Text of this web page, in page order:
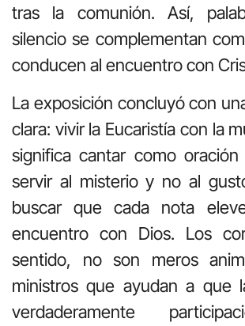
tras la comunión. Así,
silencio se complementan
conducen al encuentro con
La exposición concluyó con
clara: vivir la Eucaristía con la
significa cantar como
servir al misterio y no al
buscar que cada nota
encuentro con Dios. Los
sentido, no son meros
ministros que ayudan a que
verdaderamente